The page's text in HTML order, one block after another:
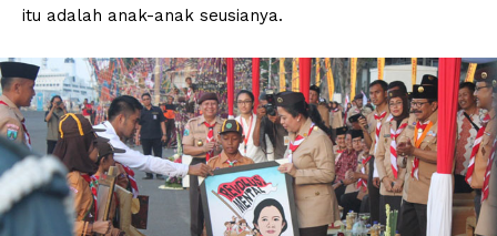
itu adalah anak-anak seusianya.